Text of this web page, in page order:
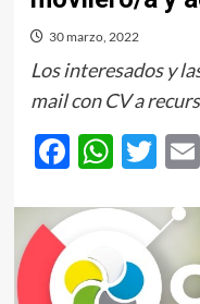
30 marzo, 2022
Los interesados y
mail con CV a